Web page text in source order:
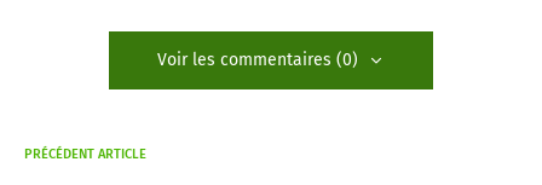
Voir les commentaires (0)
PRÉCÉDENT ARTICLE